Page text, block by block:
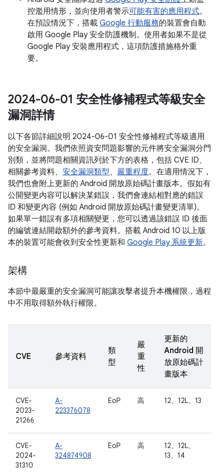
控濫用情形，並向使用者警示可能有害的應用程式。
在預設情況下，搭載 Google 行動服務的裝置會自動
啟用 Google Play 安全防護機制。使用者如果不是從
Google Play 安裝應用程式，這項防護措施格外重
要。
2024-06-01 安全性修補程式等級安全
漏洞詳情
以下各節詳細說明 2024-06-01 安全性修補程式等級適用
的安全漏洞。我們依照資安問題影響的元件將安全漏洞分門
別類，並將問題相關資訊列於下方的表格，包括 CVE ID、
相關參考資料、 安全漏洞類型、 嚴重程度。在適用情況下，
我們也會附上更新的 Android 開放原始碼計畫版本。假如有
公開變更內容可以解決某錯誤，我們會連結相對應的錯誤
ID 和變更內容 (例如 Android 開放原始碼計畫變更清單)。
如果單一錯誤有多項相關變更，您可以透過該錯誤 ID 後面
的編號連結開啟額外的參考資料。搭載 Android 10 以上版
本的裝置可能會收到安全性更新和 Google Play 系統更新。
架構
本節中最嚴重的安全漏洞可能讓攻擊者提升本機權限，過程
中不用取得額外執行權限。
CVE 參考資料
類
型
嚴
重
性
更新的
Android 開
放原始碼計
畫版本
CVE-
2023-
21266
A-
223376078
EoP 高 12、12L、13
CVE-
2024-
31310
A-
324874908
EoP 高
12、12L、
13、14